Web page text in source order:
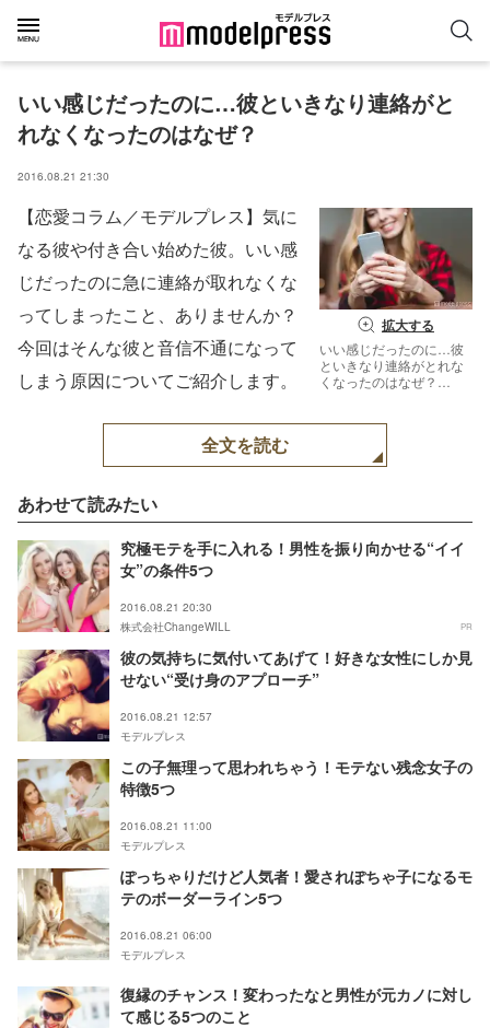
いい感じだったのに…彼といきなり連絡がと
れなくなったのはなぜ？
2016.08.21 21:30
拡大する
いい感じだったのに…彼
といきなり連絡がとれな
くなったのはなぜ？
【恋愛コラム／モデルプレス】気に
なる彼や付き合い始めた彼。いい感
じだったのに急に連絡が取れなくな
ってしまったこと、ありませんか？
今回はそんな彼と音信不通になって
しまう原因についてご紹介します。
全文を読む
あわせて読みたい
究極モテを手に入れる！男性を振り向かせる“イイ
女”の条件5つ
2016.08.21 20:30
株式会社ChangeWILL
PR
彼の気持ちに気付いてあげて！好きな女性にしか見
せない“受け身のアプローチ”
2016.08.21 12:57
モデルプレス
この子無理って思われちゃう！モテない残念女子の
特徴5つ
2016.08.21 11:00
モデルプレス
ぽっちゃりだけど人気者！愛されぽちゃ子になるモ
テのボーダーライン5つ
2016.08.21 06:00
モデルプレス
復縁のチャンス！変わったなと男性が元カノに対し
て感じる5つのこと